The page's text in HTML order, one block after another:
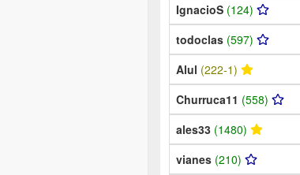
IgnacioS (124)
todoclas (597)
Alul (222-1)
Churruca11 (558)
ales33 (1480)
vianes (210)